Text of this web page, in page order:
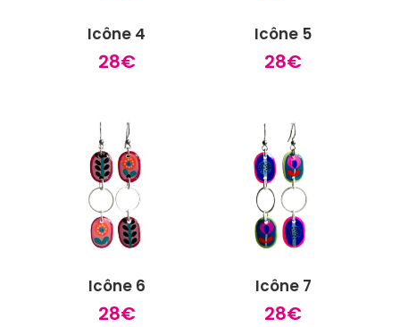
Icône 4
28€
Icône 5
28€
Icône 6
28€
Icône 7
28€